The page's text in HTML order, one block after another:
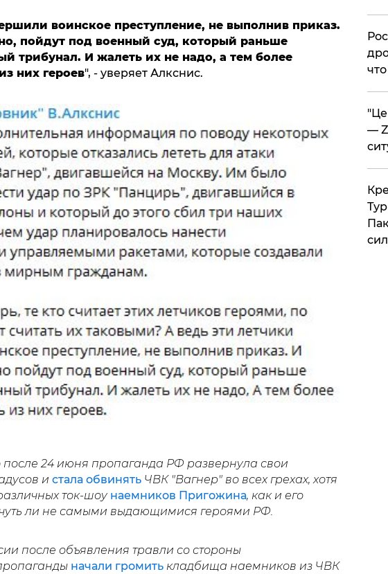
воинское преступление, не выполнив приказ.
пойдут под военный суд, который раньше
трибунал. И жалеть их не надо, а тем более
них героев", - уверяет Алкснис.
после 24 июня пропаганда РФ развернула свои
и стала обвинятьЧВК "Вагнер" во всех грехах, хотя
ток-шоу наемников Пригожина, как и его
ли не самыми выдающимися героями РФ.
после объявления травли со стороны
начали громитькладбища наемников из ЧВК
—